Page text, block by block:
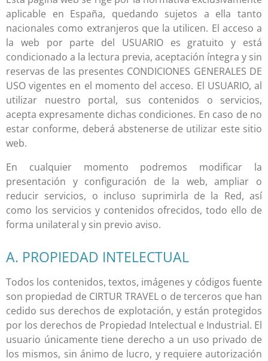
aplicable en España, quedando sujetos a ella tanto
nacionales como extranjeros que la utilicen. El acceso a
la web por parte del USUARIO es gratuito y está
condicionado a la lectura previa, aceptación íntegra y sin
reservas de las presentes CONDICIONES GENERALES DE
USO vigentes en el momento del acceso. El USUARIO, al
utilizar nuestro portal, sus contenidos o servicios,
acepta expresamente dichas condiciones. En caso de no
estar conforme, deberá abstenerse de utilizar este sitio
web.
En cualquier momento podremos modificar la
presentación y configuración de la web, ampliar o
reducir servicios, o incluso suprimirla de la Red, así
como los servicios y contenidos ofrecidos, todo ello de
forma unilateral y sin previo aviso.
A. PROPIEDAD INTELECTUAL
Todos los contenidos, textos, imágenes y códigos fuente
son propiedad de CIRTUR TRAVEL o de terceros que han
cedido sus derechos de explotación, y están protegidos
por los derechos de Propiedad Intelectual e Industrial. El
usuario únicamente tiene derecho a un uso privado de
los mismos, sin ánimo de lucro, y requiere autorización